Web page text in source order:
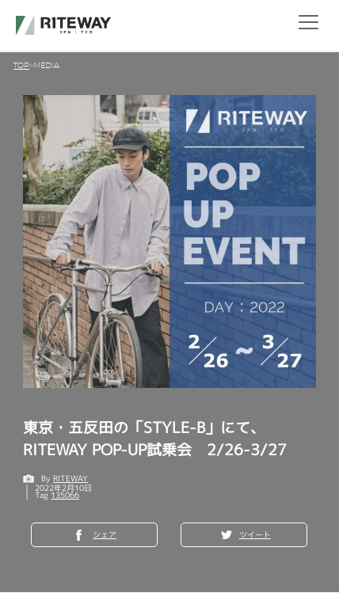
TOP MEDIA
東京・五反田の「STYLE-B」にて、
RITEWAY POP-UP試乗会 2/26-3/27
By RITEWAY
2022年2月10日
Tag 135066
シェア ツイート